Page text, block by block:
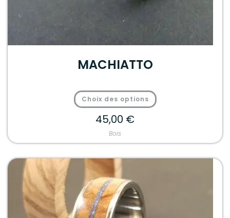
MACHIATTO
Choix des options
45,00 €
Bois